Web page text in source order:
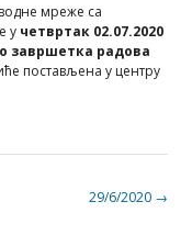
мреже са
у четвртак 02.07.2020
завршетка радова
постављена у центру
29/6/2020 →